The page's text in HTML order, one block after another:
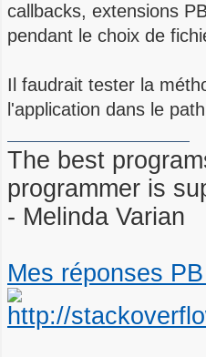
callbacks, extensions
pendant le choix de
Il faudrait tester la
l'application dans le
The best
programmer is
- Melinda Varian
Mes réponses